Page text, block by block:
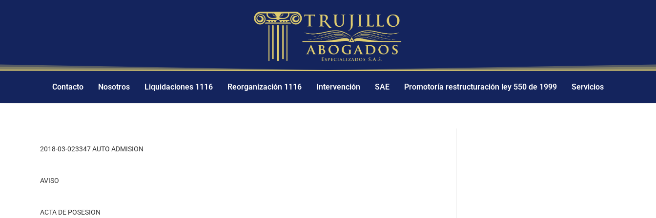
Contacto Nosotros Liquidaciones 1116 Reorganización 1116 Intervención SAE Promotoría restructuración ley 550 de 1999 Servicios
2018-03-023347 AUTO ADMISION
AVISO
ACTA DE POSESION